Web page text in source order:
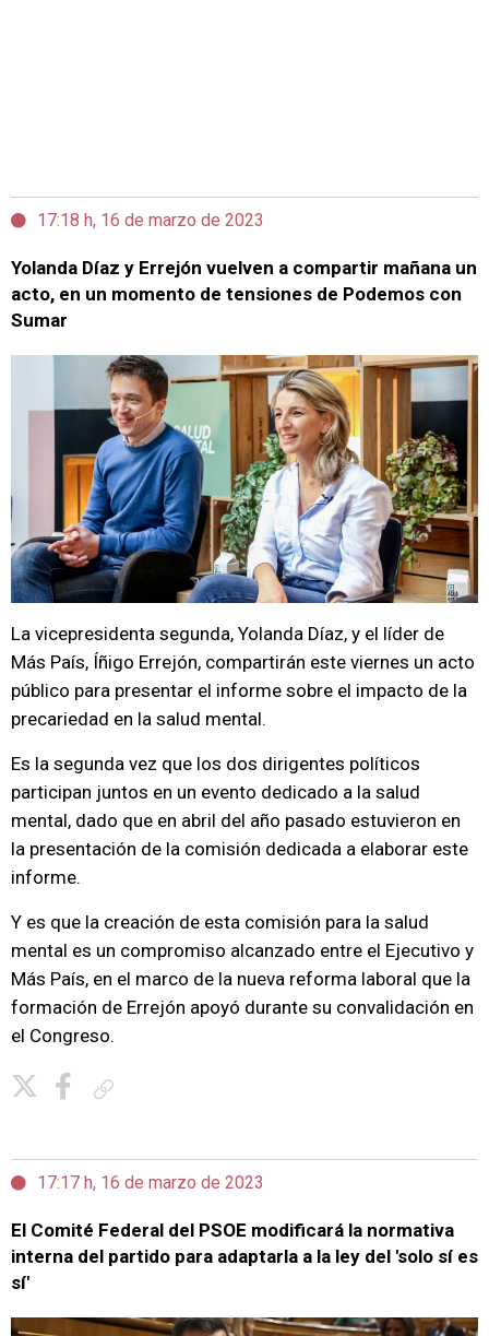
17:18 h, 16 de marzo de 2023
Yolanda Díaz y Errejón vuelven a compartir mañana un
acto, en un momento de tensiones de Podemos con
Sumar
La vicepresidenta segunda, Yolanda Díaz, y el líder de
Más País, Íñigo Errejón, compartirán este viernes un acto
público para presentar el informe sobre el impacto de la
precariedad en la salud mental.
Es la segunda vez que los dos dirigentes políticos
participan juntos en un evento dedicado a la salud
mental, dado que en abril del año pasado estuvieron en
la presentación de la comisión dedicada a elaborar este
informe.
Y es que la creación de esta comisión para la salud
mental es un compromiso alcanzado entre el Ejecutivo y
Más País, en el marco de la nueva reforma laboral que la
formación de Errejón apoyó durante su convalidación en
el Congreso.
17:17 h, 16 de marzo de 2023
El Comité Federal del PSOE modificará la normativa
interna del partido para adaptarla a la ley del 'solo sí es
sí'